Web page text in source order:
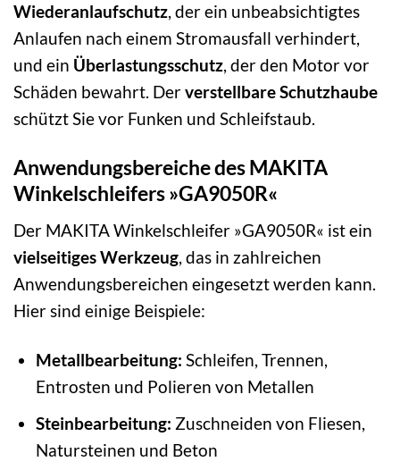
Wiederanlaufschutz, der ein unbeabsichtigtes
Anlaufen nach einem Stromausfall verhindert,
und ein Überlastungsschutz, der den Motor vor
Schäden bewahrt. Derverstellbare Schutzhaube
schützt Sie vor Funken und Schleifstaub.
Anwendungsbereiche des MAKITA
Winkelschleifers »GA9050R«
Der MAKITA Winkelschleifer »GA9050R« ist ein
vielseitiges Werkzeug, das in zahlreichen
Anwendungsbereichen eingesetzt werden kann.
Hier sind einige Beispiele:
Metallbearbeitung: Schleifen, Trennen,
Entrosten und Polieren von Metallen
Steinbearbeitung: Zuschneiden von Fliesen,
Natursteinen und Beton